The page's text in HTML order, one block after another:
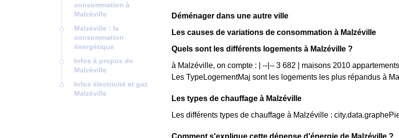
consommation à
Malzéville
Malzéville : la
consommation
énergétique
Infos à propos de
Malzéville
Infos électricité et gaz
Malzéville
Déménager dans une autre ville
Les causes de variations de consommation à Malzéville
Quels sont les différents logements à Malzéville ?
à Malzéville, on compte : | --|-- 3 682 | maisons 2010
Les TypeLogementMaj sont les logements les plus répandus à
Les types de chauffage à Malzéville
Les différents types de chauffage à Malzéville :
Comment s'explique cette dépense d'énergie de Malzéville ?